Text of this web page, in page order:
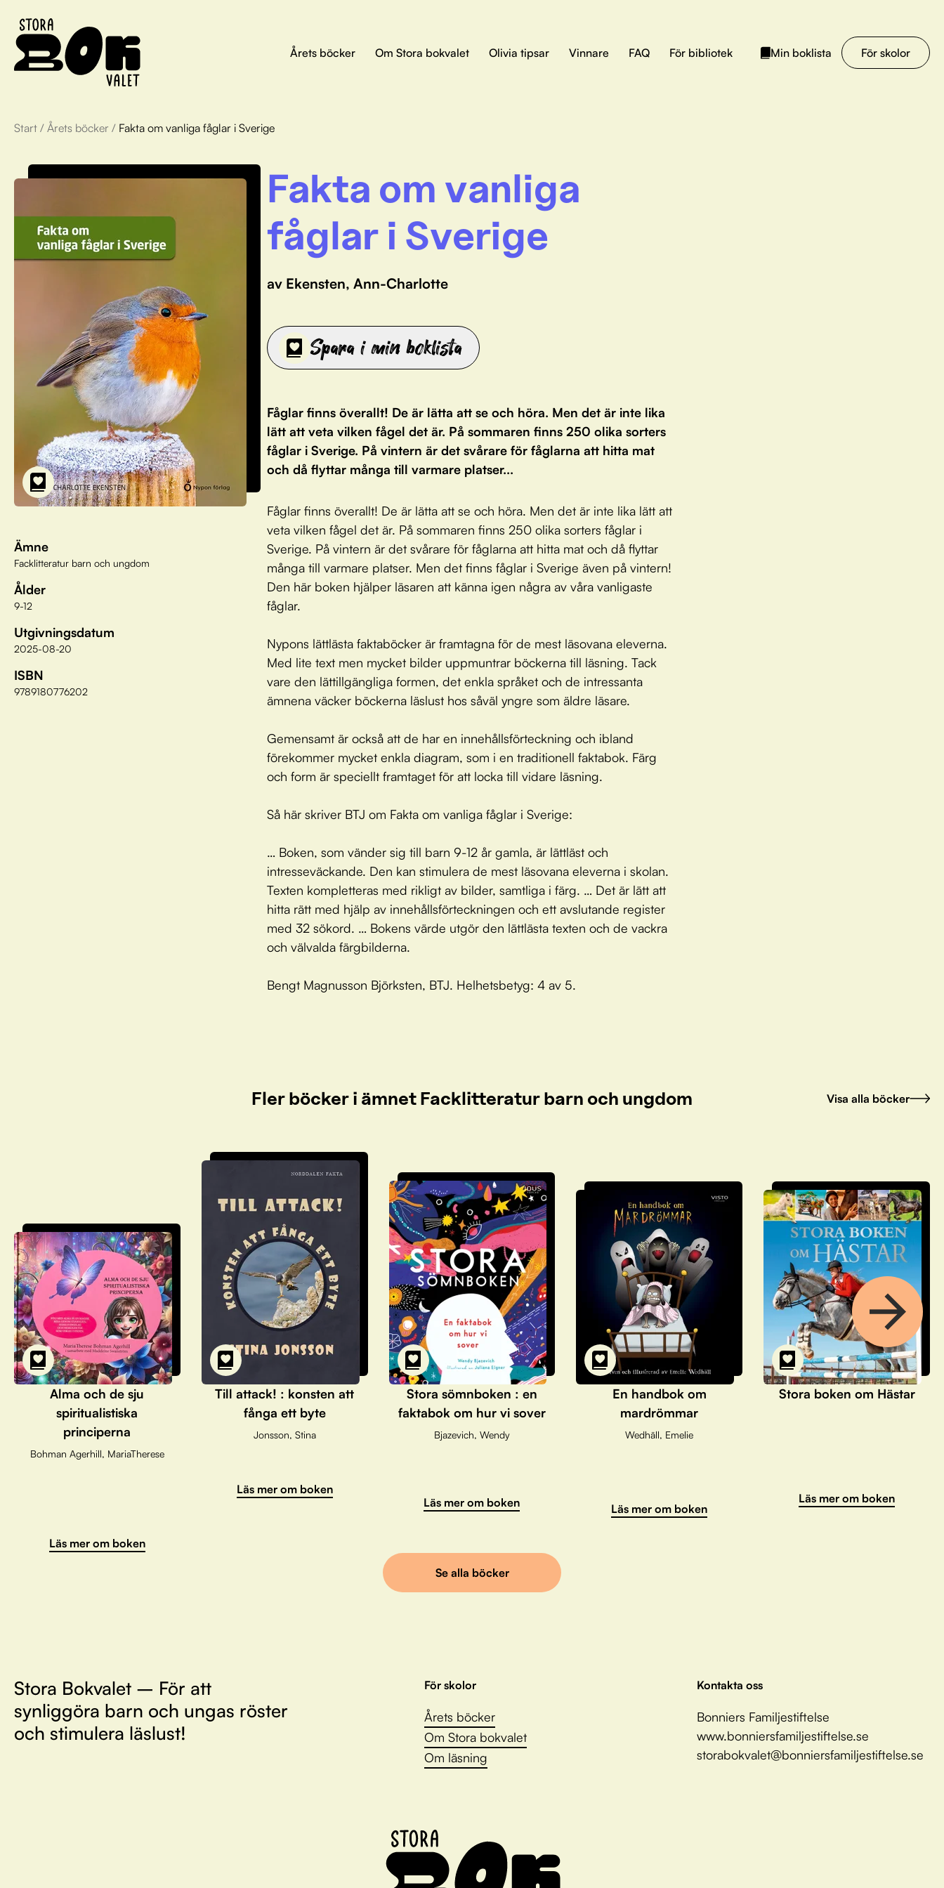
Årets böcker Om Stora bokvalet Olivia tipsar Vinnare FAQ För bibliotek Min boklista För skolor
Start / Årets böcker / Fakta om vanliga fåglar i Sverige
Ämne
Facklitteratur barn och ungdom
Ålder
9-12
Utgivningsdatum
2025-08-20
ISBN
9789180776202
Fakta om vanliga
fåglar i Sverige
av Ekensten, Ann-Charlotte
Spara i min boklista
Fåglar finns överallt! De är lätta att se och höra. Men det är inte lika
lätt att veta vilken fågel det är. På sommaren finns 250 olika sorters
fåglar i Sverige. På vintern är det svårare för fåglarna att hitta mat
och då flyttar många till varmare platser...
Fåglar finns överallt! De är lätta att se och höra. Men det är inte lika lätt att
veta vilken fågel det är. På sommaren finns 250 olika sorters fåglar i
Sverige. På vintern är det svårare för fåglarna att hitta mat och då flyttar
många till varmare platser. Men det finns fåglar i Sverige även på vintern!
Den här boken hjälper läsaren att känna igen några av våra vanligaste
fåglar.
Nypons lättlästa faktaböcker är framtagna för de mest läsovana eleverna.
Med lite text men mycket bilder uppmuntrar böckerna till läsning. Tack
vare den lättillgängliga formen, det enkla språket och de intressanta
ämnena väcker böckerna läslust hos såväl yngre som äldre läsare.
Gemensamt är också att de har en innehållsförteckning och ibland
förekommer mycket enkla diagram, som i en traditionell faktabok. Färg
och form är speciellt framtaget för att locka till vidare läsning.
Så här skriver BTJ om Fakta om vanliga fåglar i Sverige:
… Boken, som vänder sig till barn 9-12 år gamla, är lättläst och
intresseväckande. Den kan stimulera de mest läsovana eleverna i skolan.
Texten kompletteras med rikligt av bilder, samtliga i färg. … Det är lätt att
hitta rätt med hjälp av innehållsförteckningen och ett avslutande register
med 32 sökord. … Bokens värde utgör den lättlästa texten och de vackra
och välvalda färgbilderna.
Bengt Magnusson Björksten, BTJ. Helhetsbetyg: 4 av 5.
Fler böcker i ämnet Facklitteratur barn och ungdom Visa alla böcker
Alma och de sju
spiritualistiska
principerna
Bohman Agerhill, MariaTherese
Läs mer om boken
Till attack! : konsten att
fånga ett byte
Jonsson, Stina
Läs mer om boken
Stora sömnboken : en
faktabok om hur vi sover
Bjazevich, Wendy
Läs mer om boken
En handbok om
mardrömmar
Wedhäll, Emelie
Läs mer om boken
Stora boken om Hästar
Läs mer om boken
Se alla böcker
Stora Bokvalet – För att
synliggöra barn och ungas röster
och stimulera läslust!
För skolor
Årets böcker
Om Stora bokvalet
Om läsning
Kontakta oss
Bonniers Familjestiftelse
www.bonniersfamiljestiftelse.se
storabokvalet@bonniersfamiljestiftelse.se